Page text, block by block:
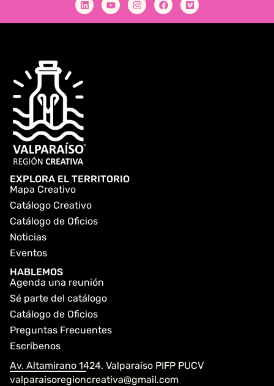
EXPLORA EL TERRITORIO
Mapa Creativo
Catálogo Creativo
Catálogo de Oficios
Noticias
Eventos
HABLEMOS
Agenda una reunión
Sé parte del catálogo
Catálogo de Oficios
Preguntas Frecuentes
Escríbenos
Av. Altamirano 1424. Valparaíso PIFP PUCV
valparaisoregioncreativa@gmail.com